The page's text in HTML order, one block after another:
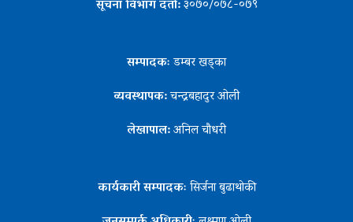
सूचना विभाग दर्ता:३०७०/०७८-०७९
सम्पादकःडम्बर खड्का
व्यवस्थापक:चन्द्रबहादुर ओली
लेखापाल:अनिल चौधरी
कार्यकारी सम्पादकःसिर्जना बुढाथोकी